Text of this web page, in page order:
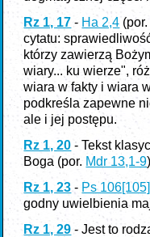
Rz 1, 17 - Ha 2,4
cytatu:
którzy zawierzą
wiary... ku wierze",
wiara w fakty i wiara
podkreśla zapewne
ale i jej postępu.
Rz 1, 20 - Tekst
Boga (por. Mdr 13,1-9
Rz 1, 23 - Ps
godny uwielbienia
Rz 1, 29 - Jest to